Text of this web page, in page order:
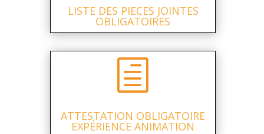
LISTE DES PIECES JOINTES
OBLIGATOIRES
h
ATTESTATION OBLIGATOIRE
EXPÉRIENCE ANIMATION